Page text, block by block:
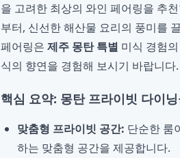
을 고려한 최상의 와인 페어링을 추
부터, 신선한 해산물 요리의 풍미를
페어링은 제주 몽탄 특별 미식 경험
식의 향연을 경험해 보시기 바랍니다.
핵심 요약: 몽탄 프라이빗 다이
맞춤형 프라이빗 공간: 단순한 룸
하는 맞춤형 공간을 제공합니다.